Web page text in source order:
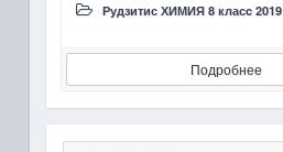
Рудзитис ХИМИЯ 8 класc 2019
Подробнее